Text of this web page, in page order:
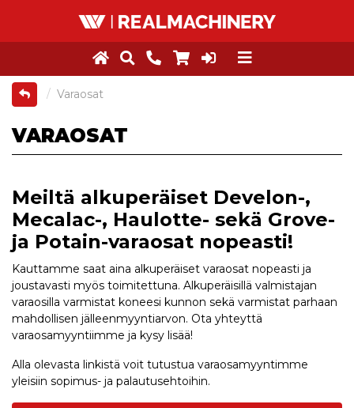
Varaosat
VARAOSAT
Meiltä alkuperäiset Develon-,
Mecalac-, Haulotte- sekä Grove-
ja Potain-varaosat nopeasti!
Kauttamme saat aina alkuperäiset varaosat nopeasti ja
joustavasti myös toimitettuna. Alkuperäisillä valmistajan
varaosilla varmistat koneesi kunnon sekä varmistat parhaan
mahdollisen jälleenmyyntiarvon. Ota yhteyttä
varaosamyyntiimme ja kysy lisää!
Alla olevasta linkistä voit tutustua varaosamyyntimme
yleisiin sopimus- ja palautusehtoihin.